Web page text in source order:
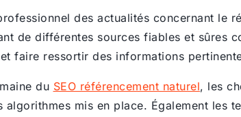
des actualités concernant le
de différentes sources fiables et sûres
faire ressortir des informations
du SEO référencement naturel, les
mis en place. Également les